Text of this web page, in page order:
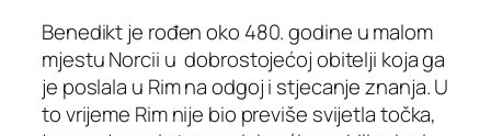
Benedikt je rođen oko 480. godine u malom
mjestu Norcii u dobrostojećoj obitelji koja ga
je poslala u Rim na odgoj i stjecanje znanja. U
to vrijeme Rim nije bio previše svijetla točka,